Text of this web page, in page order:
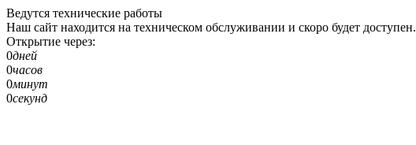
Ведутся технические работы
Наш сайт находится на техническом обслуживании и скоро будет доступен.
Открытие через:
0дней
0часов
0минут
0секунд